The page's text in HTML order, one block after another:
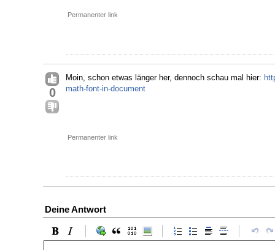
Permanenter link
0
Moin, schon etwas länger her, dennoch schau mal hier:
math-font-in-document
Permanenter link
Deine Antwort